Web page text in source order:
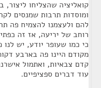
קואליציה שהצליחו
ומוסדות תרבות שמנסים
להם ולעצמנו להצמיח פה
רוחב של יריעה, אז זה
כי כמו שעופר יודע, יש לנו
מקודם היינו פה בארבע
קדם צבאיות, ואתמול
עוד דברים ספציפיים.